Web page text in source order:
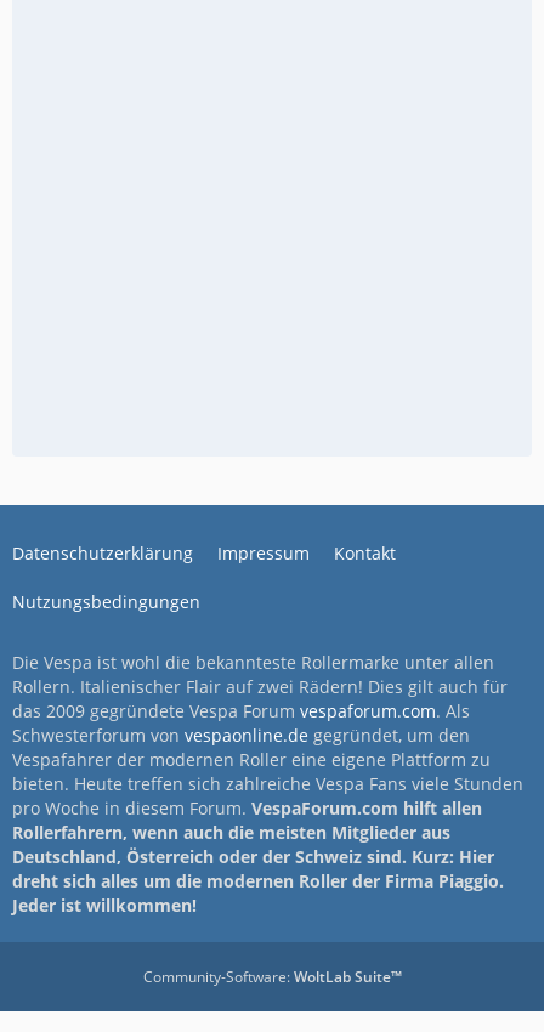
Datenschutzerklärung Impressum Kontakt
Nutzungsbedingungen
Die Vespa ist wohl die bekannteste Rollermarke unter allen
Rollern. Italienischer Flair auf zwei Rädern! Dies gilt auch für
das 2009 gegründete Vespa Forum vespaforum.com. Als
Schwesterforum von vespaonline.de gegründet, um den
Vespafahrer der modernen Roller eine eigene Plattform zu
bieten. Heute treffen sich zahlreiche Vespa Fans viele Stunden
pro Woche in diesem Forum. VespaForum.com hilft allen
Rollerfahrern, wenn auch die meisten Mitglieder aus
Deutschland, Österreich oder der Schweiz sind. Kurz: Hier
dreht sich alles um die modernen Roller der Firma Piaggio.
Jeder ist willkommen!
Community-Software:WoltLab Suite™